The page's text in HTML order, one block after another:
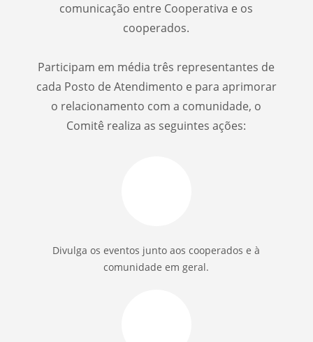
comunicação entre Cooperativa e os
cooperados.
Participam em média três representantes de
cada Posto de Atendimento e para aprimorar
o relacionamento com a comunidade, o
Comitê realiza as seguintes ações:
Divulga os eventos junto aos cooperados e à
comunidade em geral.